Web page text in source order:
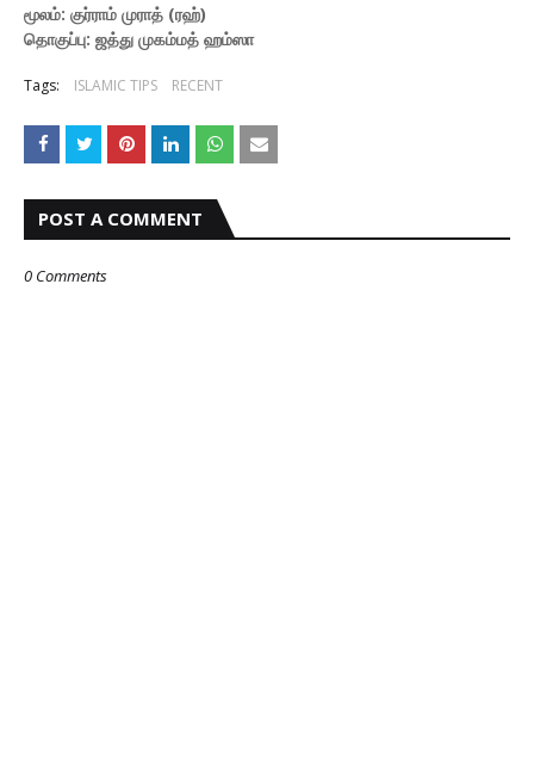
மூலம்: குர்ராம் முராத் (ரஹ்)
தொகுப்பு: ஜத்து முகம்மத் ஹம்ஸா
Tags: ISLAMIC TIPS RECENT
POST A COMMENT
0 Comments